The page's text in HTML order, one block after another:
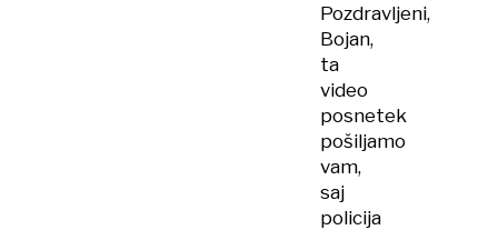
Pozdravljeni,
Bojan,
ta
video
posnetek
pošiljamo
vam,
saj
policija